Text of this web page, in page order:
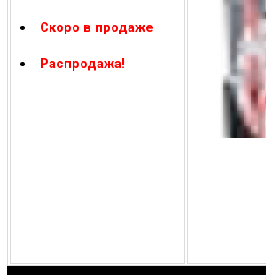
Скоро в продаже
Распродажа!